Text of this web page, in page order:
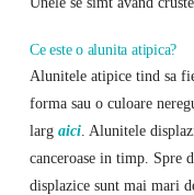
Ce este o alunita atipica?
Alunitele atipice tind sa
forma sau o culoare
larg aici. Alunitele
canceroase in timp. Spre
displazice sunt mai mari